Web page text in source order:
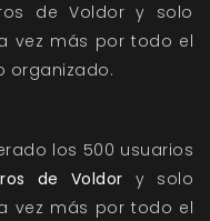
de Voldor y solo
vez más por todo el
organizado.
los 500 usuarios
de Voldor y solo
vez más por todo el